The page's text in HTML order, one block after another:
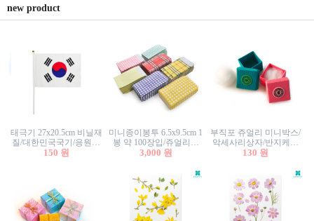
new product
태극기 27x20.5cm 비닐재
질/대한민국국기/응원깃
발/행사깃발
150 원
미니종이봉투 6.5x9.5cm 1
봉 약 100장입/쥬얼리봉
투/증명사진봉투/악세사
3,000 원
부직포 쥬얼리 미니박스/
악세사리상자/반지케이
스/반지상자/귀걸이상자/
130 원